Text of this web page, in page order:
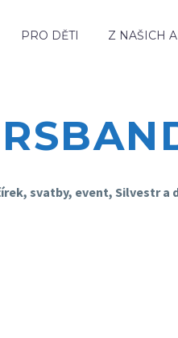
PRO DĚTI Z NAŠICH
svatby, event, Silvestr a